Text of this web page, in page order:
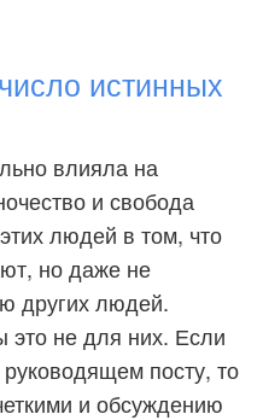
истинных
влияла на
и свобода
людей в том, что
но даже не
других людей.
это не для них. Если
посту, то
и обсуждению